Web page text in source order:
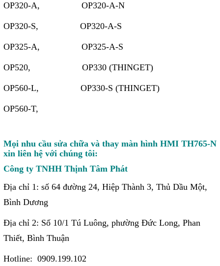
OP320-A, OP320-A-N
OP320-S, OP320-A-S
OP325-A, OP325-A-S
OP520, OP330 (THINGET)
OP560-L, OP330-S (THINGET)
OP560-T,
Mọi nhu cầu sửa chữa và thay màn hình HMI TH765-N
xin liên hệ với chúng tôi:
Công ty TNHH Thịnh Tâm Phát
Địa chỉ 1: số 64 đường 24, Hiệp Thành 3, Thủ Dầu Một,
Bình Dương
Địa chỉ 2: Số 10/1 Tú Luông, phường Đức Long, Phan
Thiết, Bình Thuận
Hotline: 0909.199.102